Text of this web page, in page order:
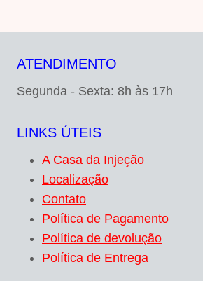
ATENDIMENTO
Segunda - Sexta: 8h às 17h
LINKS ÚTEIS
A Casa da Injeção
Localização
Contato
Política de Pagamento
Política de devolução
Política de Entrega